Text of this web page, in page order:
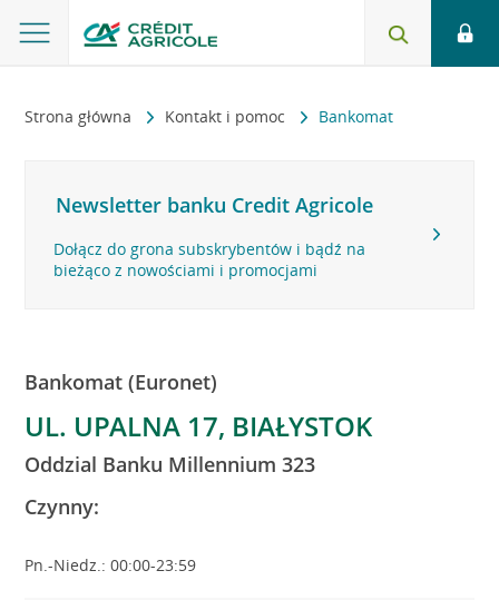
Strona główna Kontakt i pomoc Bankomat
Newsletter banku Credit Agricole
Dołącz do grona subskrybentów i bądź na
bieżąco z nowościami i promocjami
Bankomat (Euronet)
UL. UPALNA 17, BIAŁYSTOK
Oddzial Banku Millennium 323
Czynny:
Pn.-Niedz.: 00:00-23:59